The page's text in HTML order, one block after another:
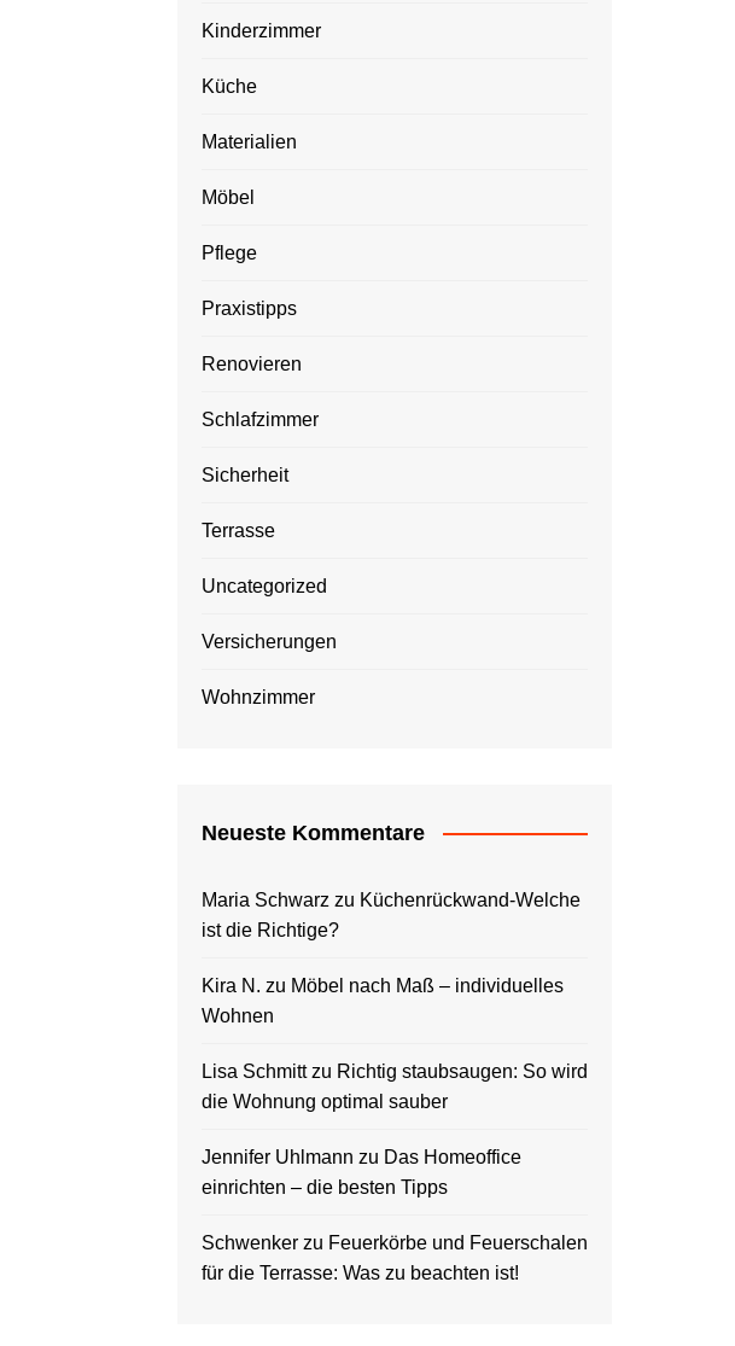
Kinderzimmer
Küche
Materialien
Möbel
Pflege
Praxistipps
Renovieren
Schlafzimmer
Sicherheit
Terrasse
Uncategorized
Versicherungen
Wohnzimmer
Neueste Kommentare
Maria Schwarz zu Küchenrückwand-Welche
ist die Richtige?
Kira N. zu Möbel nach Maß – individuelles
Wohnen
Lisa Schmittzu Richtig staubsaugen: So wird
die Wohnung optimal sauber
Jennifer Uhlmann zu Das Homeoffice
einrichten – die besten Tipps
Schwenker zu Feuerkörbe und Feuerschalen
für die Terrasse: Was zu beachten ist!